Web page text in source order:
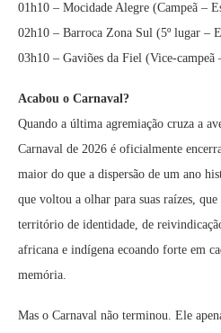
01h10 – Mocidade Alegre (Campeã –
02h10 – Barroca Zona Sul (5º lugar –
03h10 – Gaviões da Fiel (Vice-campeã
Acabou o Carnaval?
Quando a última agremiação cruza a
Carnaval de 2026 é oficialmente
maior do que a dispersão de um ano
que voltou a olhar para suas raízes,
território de identidade, de
africana e indígena ecoando forte em
memória.
Mas o Carnaval não terminou. Ele